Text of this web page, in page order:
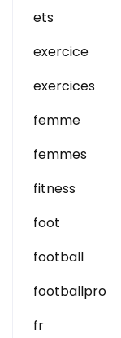
ets
exercice
exercices
femme
femmes
fitness
foot
football
footballpro
fr